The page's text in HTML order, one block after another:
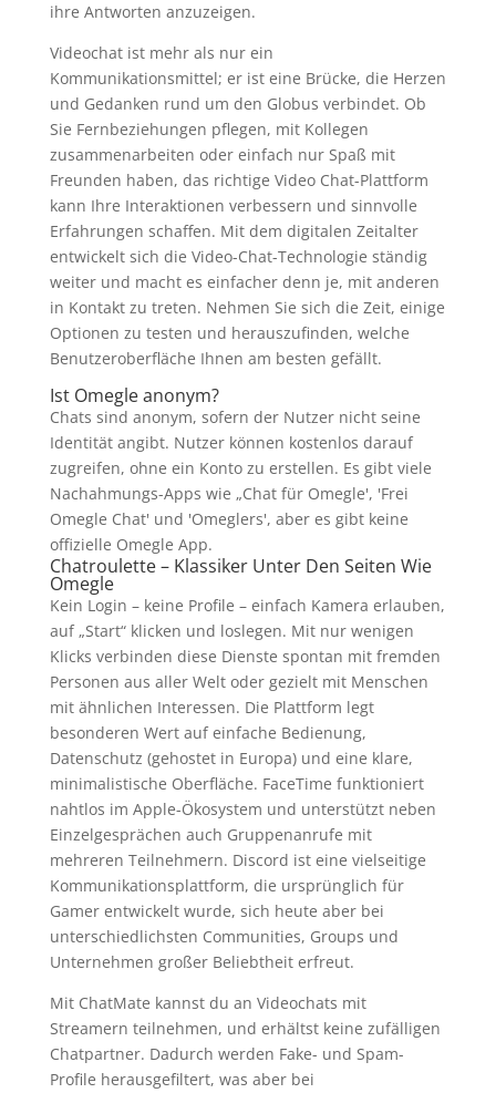
ihre Antworten anzuzeigen.
Videochat ist mehr als nur ein
Kommunikationsmittel; er ist eine Brücke, die Herzen
und Gedanken rund um den Globus verbindet. Ob
Sie Fernbeziehungen pflegen, mit Kollegen
zusammenarbeiten oder einfach nur Spaß mit
Freunden haben, das richtige Video Chat-Plattform
kann Ihre Interaktionen verbessern und sinnvolle
Erfahrungen schaffen. Mit dem digitalen Zeitalter
entwickelt sich die Video-Chat-Technologie ständig
weiter und macht es einfacher denn je, mit anderen
in Kontakt zu treten. Nehmen Sie sich die Zeit, einige
Optionen zu testen und herauszufinden, welche
Benutzeroberfläche Ihnen am besten gefällt.
Ist Omegle anonym?
Chats sind anonym, sofern der Nutzer nicht seine
Identität angibt. Nutzer können kostenlos darauf
zugreifen, ohne ein Konto zu erstellen. Es gibt viele
Nachahmungs-Apps wie „Chat für Omegle', 'Frei
Omegle Chat' und 'Omeglers', aber es gibt keine
offizielle Omegle App.
Chatroulette – Klassiker Unter Den Seiten Wie
Omegle
Kein Login – keine Profile – einfach Kamera erlauben,
auf „Start“ klicken und loslegen. Mit nur wenigen
Klicks verbinden diese Dienste spontan mit fremden
Personen aus aller Welt oder gezielt mit Menschen
mit ähnlichen Interessen. Die Plattform legt
besonderen Wert auf einfache Bedienung,
Datenschutz (gehostet in Europa) und eine klare,
minimalistische Oberfläche. FaceTime funktioniert
nahtlos im Apple-Ökosystem und unterstützt neben
Einzelgesprächen auch Gruppenanrufe mit
mehreren Teilnehmern. Discord ist eine vielseitige
Kommunikationsplattform, die ursprünglich für
Gamer entwickelt wurde, sich heute aber bei
unterschiedlichsten Communities, Groups und
Unternehmen großer Beliebtheit erfreut.
Mit ChatMate kannst du an Videochats mit
Streamern teilnehmen, und erhältst keine zufälligen
Chatpartner. Dadurch werden Fake- und Spam-
Profile herausgefiltert, was aber bei